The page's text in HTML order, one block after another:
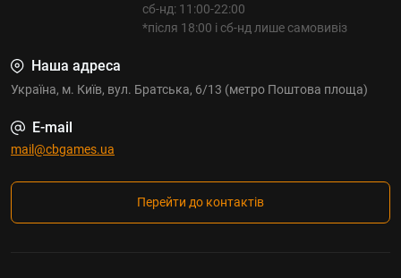
сб-нд: 11:00-22:00
*після 18:00 і сб-нд лише самовивіз
Наша адреса
Україна, м. Київ, вул. Братська, 6/13 (метро Поштова площа)
E-mail
mail@cbgames.ua
Перейти до контактів